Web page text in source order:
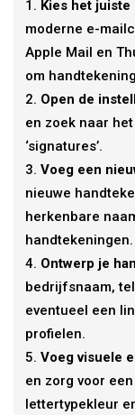
Kies het
moderne e-
Apple Mail en
om
Open de
en zoek naar
‘signatures’.
Voeg een
nieuwe
herkenbare
handtekeningen.
Ontwerp je
bedrijfsnaam,
eventueel een
profielen.
Voeg visuele
en zorg voor
lettertypekleur